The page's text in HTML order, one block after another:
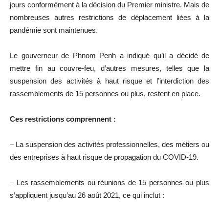
jours conformément à la décision du Premier ministre. Mais de
nombreuses autres restrictions de déplacement liées à la
pandémie sont maintenues.
Le gouverneur de Phnom Penh a indiqué qu’il a décidé de
mettre fin au couvre-feu, d’autres mesures, telles que la
suspension des activités à haut risque et l’interdiction des
rassemblements de 15 personnes ou plus, restent en place.
Ces restrictions comprennent :
– La suspension des activités professionnelles, des métiers ou
des entreprises à haut risque de propagation du COVID-19.
– Les rassemblements ou réunions de 15 personnes ou plus
s’appliquent jusqu’au 26 août 2021, ce qui inclut :